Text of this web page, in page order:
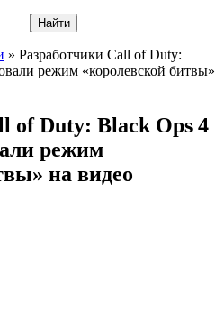
» Разработчики Call of Duty:
режим «королевской битвы»
of Duty: Black Ops 4
режим
на видео